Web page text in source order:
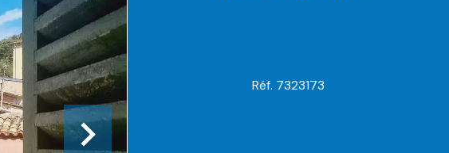
Réf. 7323173